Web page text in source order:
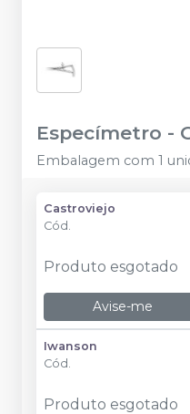
Especímetro -
Embalagem com 1
Castroviejo
Cód.
Produto esgotado
Avise-me
Iwanson
Cód.
Produto esgotado